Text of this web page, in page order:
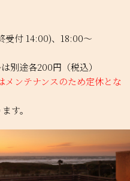
受付 14:00)、18:00～
別途各200円（税込）
ンテナンスのため定休とな
す。